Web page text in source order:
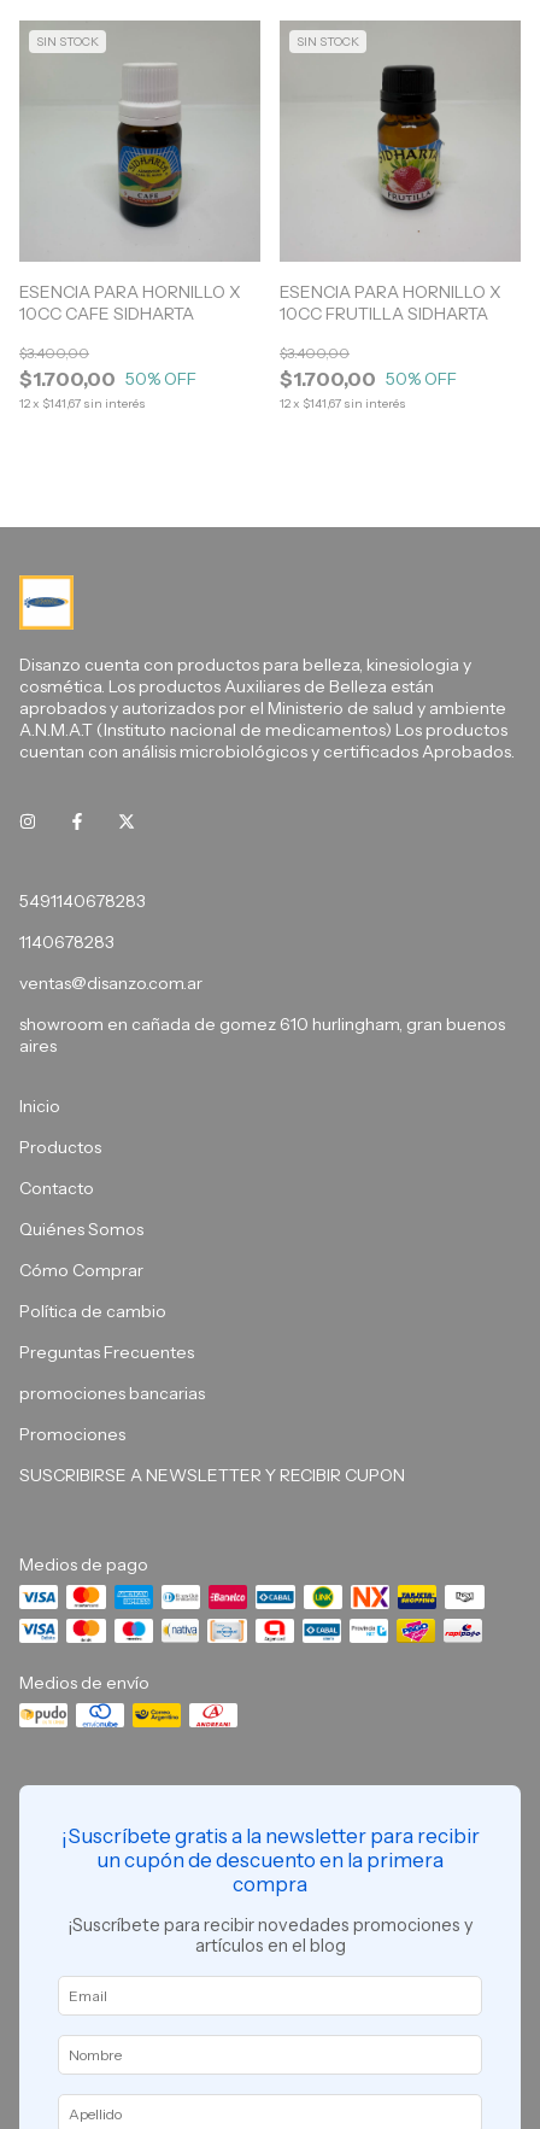
SIN STOCK
ESENCIA PARA HORNILLO X
10CC CAFE SIDHARTA
$1.700,00
$3.400,00
50% OFF
12x $141,67 sin interés
SIN STOCK
ESENCIA PARA HORNILLO X
10CC FRUTILLA SIDHARTA
$1.700,00
$3.400,00
50% OFF
12x $141,67 sin interés
Disanzo cuenta con productos para belleza, kinesiologia y
cosmética. Los productos Auxiliares de Belleza están
aprobados y autorizados por el Ministerio de salud y ambiente
A.N.M.A.T (Instituto nacional de medicamentos) Los productos
cuentan con análisis microbiológicos y certificados Aprobados.
5491140678283
1140678283
ventas@disanzo.com.ar
showroom en cañada de gomez 610 hurlingham, gran buenos
aires
Inicio
Productos
Contacto
Quiénes Somos
Cómo Comprar
Política de cambio
Preguntas Frecuentes
promociones bancarias
Promociones
SUSCRIBIRSE A NEWSLETTER Y RECIBIR CUPON
Medios de pago
Medios de envío
¡Suscríbete gratis a la newsletter para recibir
un cupón de descuento en la primera
compra
¡Suscríbete para recibir novedades promociones y
artículos en el blog